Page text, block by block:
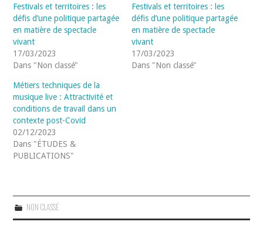
Festivals et territoires : les
défis d’une politique partagée
en matière de spectacle
vivant
17/03/2023
Dans "Non classé"
Festivals et territoires : les
défis d’une politique partagée
en matière de spectacle
vivant
17/03/2023
Dans "Non classé"
Métiers techniques de la
musique live : Attractivité et
conditions de travail dans un
contexte post-Covid
02/12/2023
Dans "ÉTUDES &
PUBLICATIONS"
NON CLASSÉ